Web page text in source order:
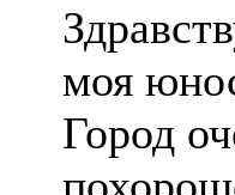
моя
Город